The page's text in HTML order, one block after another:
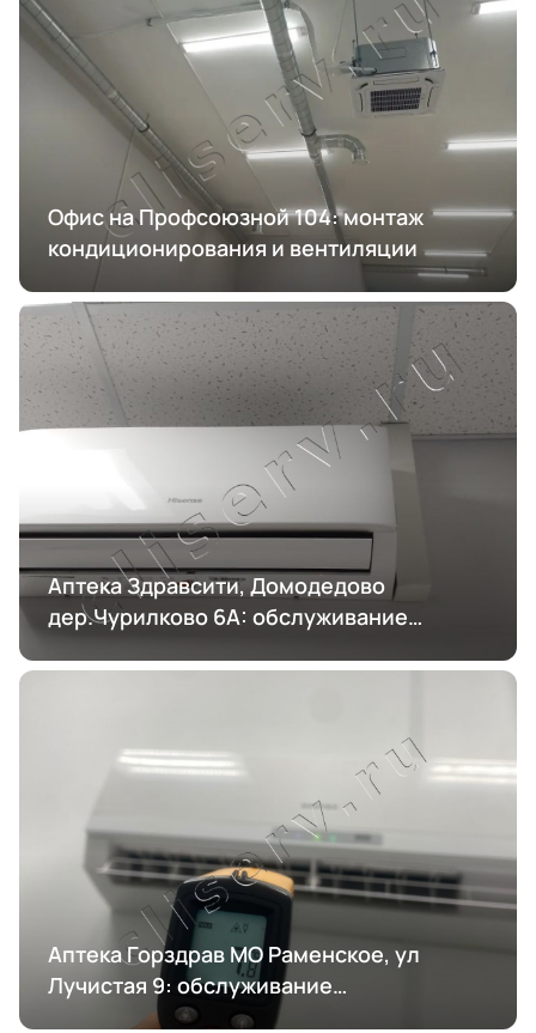
Офис на Профсоюзной 104: монтаж
кондиционирования и вентиляции
Аптека Здравсити, Домодедово
дер.Чурилково 6А: обслуживание
Аптека Горздрав МО Раменское, ул
Лучистая 9: обслуживание
кондиционирования